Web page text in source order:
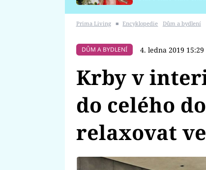
Prima Living ■ Encyklopedie Dům a bydlení
DŮM A BYDLENÍ 4. ledna 2019 15:29
Krby v
do celého
relaxovat